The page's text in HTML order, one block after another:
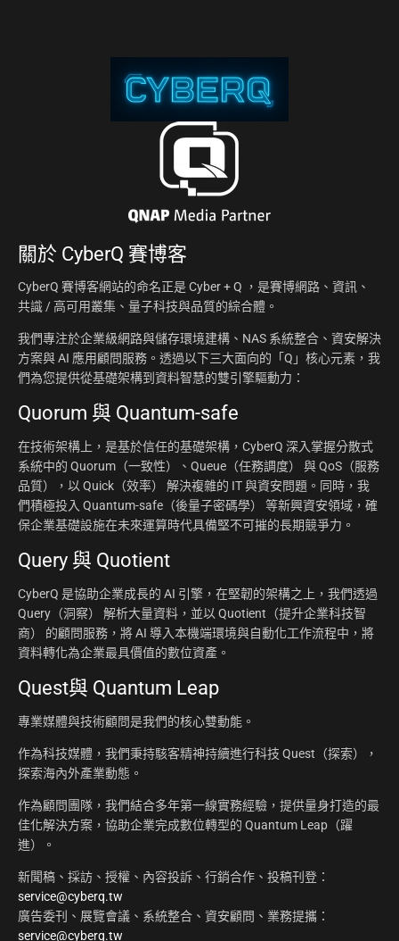
關於 CyberQ 賽博客
CyberQ 賽博客網站的命名正是 Cyber + Q ，是賽博網路、資訊、
共識 / 高可用叢集、量子科技與品質的綜合體。
我們專注於企業級網路與儲存環境建構、NAS 系統整合、資安解決
方案與 AI 應用顧問服務。透過以下三大面向的「Q」核心元素，我
們為您提供從基礎架構到資料智慧的雙引擎驅動力：
Quorum 與 Quantum-safe
在技術架構上，是基於信任的基礎架構，CyberQ 深入掌握分散式
系統中的 Quorum（一致性）、Queue（任務調度） 與 QoS（服務
品質），以 Quick（效率） 解決複雜的 IT 與資安問題。同時，我
們積極投入 Quantum-safe（後量子密碼學） 等新興資安領域，確
保企業基礎設施在未來運算時代具備堅不可摧的長期競爭力。
Query 與 Quotient
CyberQ 是協助企業成長的 AI 引擎，在堅韌的架構之上，我們透過
Query（洞察） 解析大量資料，並以 Quotient（提升企業科技智
商） 的顧問服務，將 AI 導入本機端環境與自動化工作流程中，將
資料轉化為企業最具價值的數位資產。
Quest與 Quantum Leap
專業媒體與技術顧問是我們的核心雙動能。
作為科技媒體，我們秉持駭客精神持續進行科技 Quest（探索），
探索海內外產業動態。
作為顧問團隊，我們結合多年第一線實務經驗，提供量身打造的最
佳化解決方案，協助企業完成數位轉型的 Quantum Leap（躍
進）。
新聞稿、採訪、授權、內容投訴、行銷合作、投稿刊登：
service@cyberq.tw
廣告委刊、展覽會議、系統整合、資安顧問、業務提攜：
service@cyberq.tw